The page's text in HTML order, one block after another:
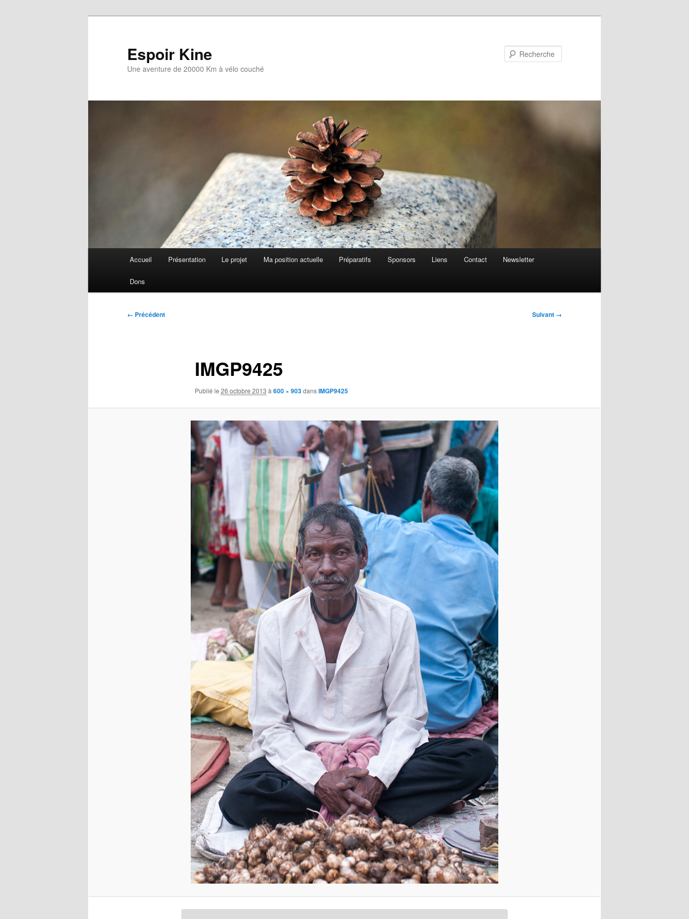
Espoir Kine
Une aventure de 20000 Km à vélo couché
Accueil Présentation Le projet Ma position actuelle Préparatifs Sponsors Liens Contact Newsletter
Dons
Navigation
← Précédent Suivant →
IMGP9425
Publié le 26 octobre 2013 à 600 × 903dansIMGP9425